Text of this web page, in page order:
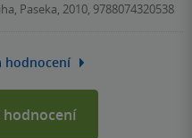
Paseka, 2010, 9788074320538
hodnocení
hodnocení